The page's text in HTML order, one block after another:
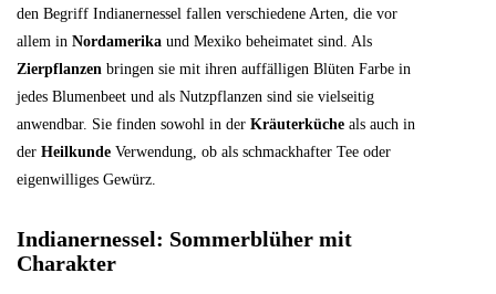
den Begriff Indianernessel fallen verschiedene Arten, die vor
allem in Nordamerika und Mexiko beheimatet sind. Als
Zierpflanzen bringen sie mit ihren auffälligen Blüten Farbe in
jedes Blumenbeet und als Nutzpflanzen sind sie vielseitig
anwendbar. Sie finden sowohl in der Kräuterküche als auch in
der Heilkunde Verwendung, ob als schmackhafter Tee oder
eigenwilliges Gewürz.
Indianernessel: Sommerblüher mit
Charakter